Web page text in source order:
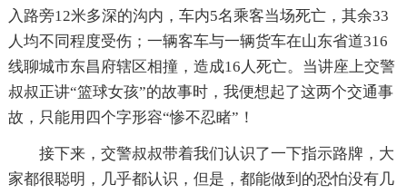
入路旁12米多深的沟内，车内5名乘客当场死亡，其余33
人均不同程度受伤；一辆客车与一辆货车在山东省道316
线聊城市东昌府辖区相撞，造成16人死亡。当讲座上交警
叔叔正讲“篮球女孩”的故事时，我便想起了这两个交通事
故，只能用四个字形容“惨不忍睹”！
接下来，交警叔叔带着我们认识了一下指示路牌，大
家都很聪明，几乎都认识，但是，都能做到的恐怕没有几